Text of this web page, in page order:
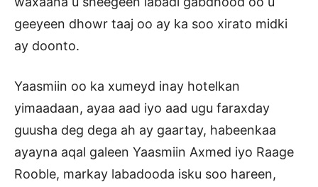
geeyeen dhowr taaj oo ay ka soo xirato midki
ay doonto.
Yaasmiin oo ka xumeyd inay hotelkan
yimaadaan, ayaa aad iyo aad ugu faraxday
guusha deg dega ah ay gaartay, habeenkaa
ayayna aqal galeen Yaasmiin Axmed iyo Raage
Rooble, markay labadooda isku soo hareen,